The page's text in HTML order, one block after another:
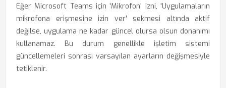
Eğer Microsoft Teams için 'Mikrofon' izni, 'Uygulamaların
mikrofona erişmesine izin ver' sekmesi altında aktif
değilse, uygulama ne kadar güncel olursa olsun donanımı
kullanamaz. Bu durum genellikle işletim sistemi
güncellemeleri sonrası varsayılan ayarların değişmesiyle
tetiklenir.